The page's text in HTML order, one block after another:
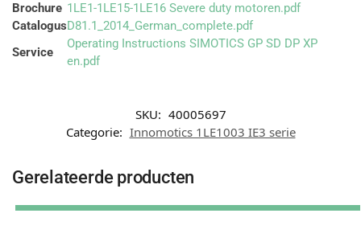
Brochure 1LE1-1LE15-1LE16 Severe duty motoren.pdf
CatalogusD81.1_2014_German_complete.pdf
Service
Operating Instructions SIMOTICS GP SD DP XP
en.pdf
SKU: 40005697
Categorie: Innomotics 1LE1003 IE3 serie
Gerelateerde producten